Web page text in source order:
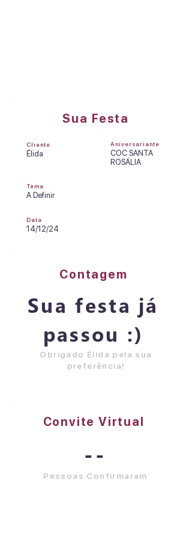
Convite Virtual
--
Pessoas Confirmaram
Contagem
Sua festa já
passou :)
Obrigado Élida pela sua
preferência!
Sua Festa
Cliente
Élida
Aniversariante
COC SANTA
ROSÁLIA
Tema
A Definir
Data
14/12/24